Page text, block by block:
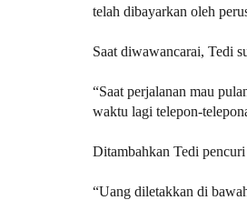
telah dibayarkan oleh
Saat diwawancarai, Tedi
“Saat perjalanan mau
waktu lagi telepon-
Ditambahkan Tedi
“Uang diletakkan di